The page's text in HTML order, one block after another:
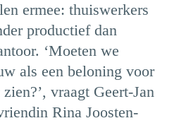
ermee: thuiswerkers
productief dan
‘Moeten we
als een beloning voor
vraagt Geert-Jan
Rina Joosten-